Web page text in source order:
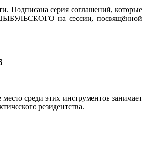
Подписана серия соглашений, которые
ЦЫБУЛЬСКОГО на сессии, посвящённой
среди этих инструментов занимает
резидентства.